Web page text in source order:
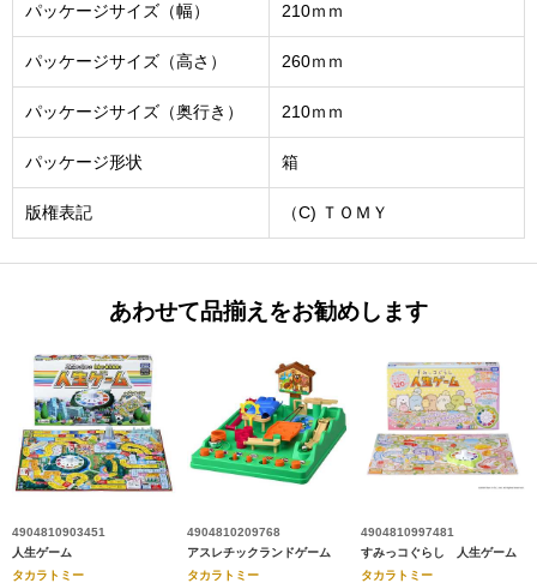
パッケージサイズ（幅） 210ｍｍ
パッケージサイズ（高さ） 260ｍｍ
パッケージサイズ（奥行き） 210ｍｍ
パッケージ形状 箱
版権表記 （C) ＴＯＭＹ
あわせて品揃えをお勧めします
4904810903451
人生ゲーム
タカラトミー
4904810209768
アスレチックランドゲーム
タカラトミー
4904810997481
すみっコぐらし 人生ゲーム
タカラトミー